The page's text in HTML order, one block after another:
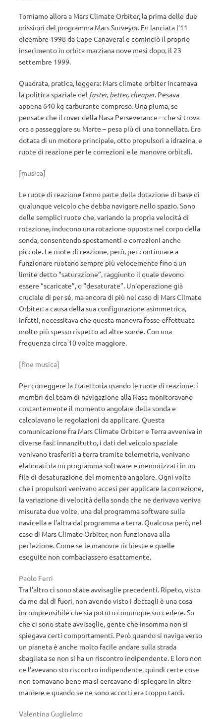
Torniamo allora a Mars Climate Orbiter, la prima delle due
missioni del programma Mars Surveyor. Fu lanciata l’11
dicembre 1998 da Cape Canaveral e cominciò il proprio
inserimento in orbita marziana nove mesi dopo, il 23
settembre 1999.
Quadrata, pratica, leggera: Mars climate orbiter incarnava
la politica spaziale del faster, better, cheaper. Pesava
appena 640 kg carburante compreso. Una piuma, se
pensate che il rover della Nasa Perseverance – che si trova
ora a passeggiare su Marte – pesa più di una tonnellata. Era
dotata di un motore principale, otto propulsori a idrazina, e
ruote di reazione per le correzioni e le manovre orbitali.
[musica]
Le ruote di reazione fanno parte della dotazione di base di
qualunque veicolo che debba navigare nello spazio. Sono
delle semplici ruote che, variando la propria velocità di
rotazione, inducono una rotazione opposta nel corpo della
sonda, consentendo spostamenti e correzioni anche
piccole. Le ruote di reazione, però, per continuare a
funzionare ruotano sempre più velocemente fino a un
limite detto “saturazione”, raggiunto il quale devono
essere “scaricate”, o “desaturate”. Un’operazione già
cruciale di per sé, ma ancora di più nel caso di Mars Climate
Orbiter: a causa della sua configurazione asimmetrica,
infatti, necessitava che questa manovra fosse effettuata
molto più spesso rispetto ad altre sonde. Con una
frequenza circa 10 volte maggiore.
[fine musica]
Per correggere la traiettoria usando le ruote di reazione, i
membri del team di navigazione alla Nasa monitoravano
costantemente il momento angolare della sonda e
calcolavano le regolazioni da applicare. Questa
comunicazione fra Mars Climate Orbiter e Terra avveniva in
diverse fasi: innanzitutto, i dati del veicolo spaziale
venivano trasferiti a terra tramite telemetria, venivano
elaborati da un programma software e memorizzati in un
file di desaturazione del momento angolare. Ogni volta
che i propulsori venivano accesi per applicare la correzione,
la variazione di velocità della sonda che ne derivava veniva
misurata due volte, una dal programma software sulla
navicella e l’altra dal programma a terra. Qualcosa però, nel
caso di Mars Climate Orbiter, non funzionava alla
perfezione. Come se le manovre richieste e quelle
eseguite non combaciassero esattamente.
Paolo Ferri
Tra l’altro ci sono state avvisaglie precedenti. Ripeto, visto
da me dal di fuori, non avendo visto i dettagli è una cosa
incomprensibile che sia potuto comunque succedere. So
che ci sono state avvisaglie, gente che insomma non si
spiegava certi comportamenti. Però quando si naviga verso
un pianeta è anche molto facile andare sulla strada
sbagliata se non si ha un riscontro indipendente. E loro non
ce l’avevano sto riscontro indipendente, quindi certe cose
non tornavano bene ma si cercavano di spiegare in altre
maniere e quando se ne sono accorti era troppo tardi.
Valentina Guglielmo